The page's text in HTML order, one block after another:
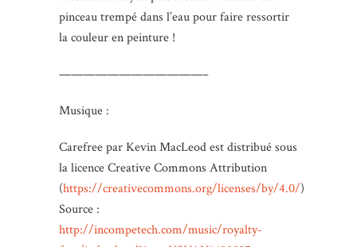
pinceau trempé dans l’eau pour faire ressortir
la couleur en peinture !
————————————–
Musique :
Carefree par Kevin MacLeod est distribué sous
la licence Creative Commons Attribution
(https://creativecommons.org/licenses/by/4.0/)
Source :
http://incompetech.com/music/royalty-